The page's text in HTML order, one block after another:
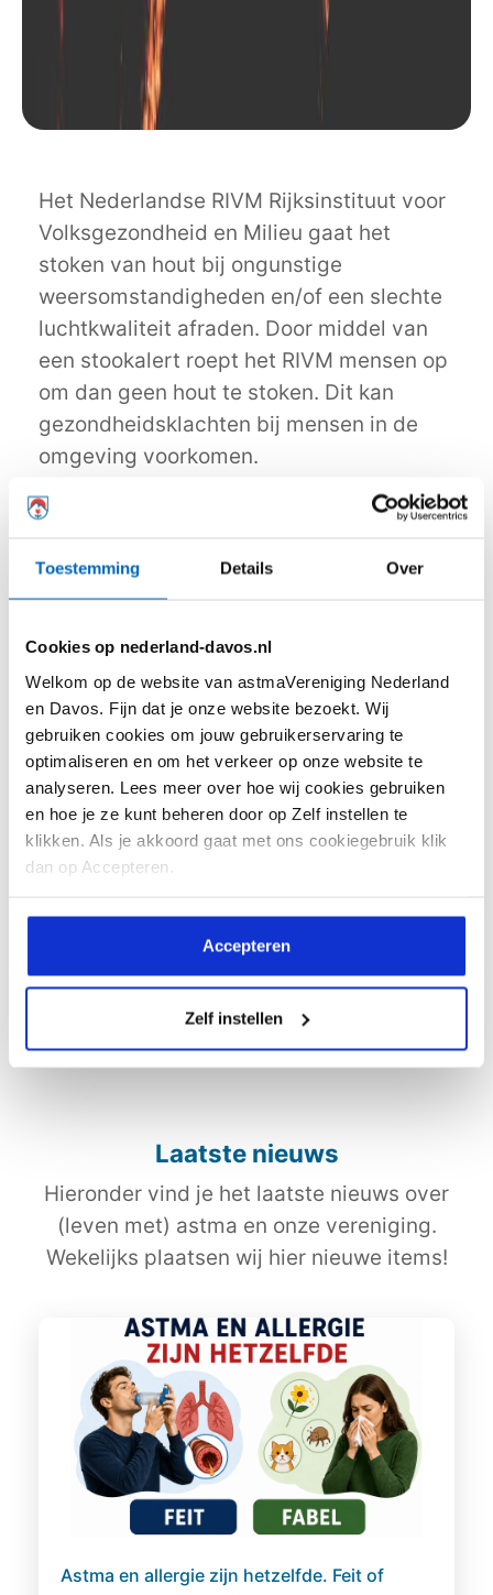
Toestemming Details Over
Cookies op nederland-davos.nl
Welkom op de website van astmaVereniging Nederland
en Davos. Fijn dat je onze website bezoekt. Wij
gebruiken cookies om jouw gebruikerservaring te
optimaliseren en om het verkeer op onze website te
analyseren. Lees meer over hoe wij cookies gebruiken
en hoe je ze kunt beheren door op Zelf instellen te
klikken. Als je akkoord gaat met ons cookiegebruik klik
dan op Accepteren.
Accepteren
Zelf instellen
Het Nederlandse RIVM Rijksinstituut voor
Volksgezondheid en Milieu gaat het
stoken van hout bij ongunstige
weersomstandigheden en/of een slechte
luchtkwaliteit afraden. Door middel van
een stookalert roept het RIVM mensen op
om dan geen hout te stoken. Dit kan
gezondheidsklachten bij mensen in de
omgeving voorkomen.
Bij de verbranding van hout komen
stof, koolwaterstoffen (PAK’s) benzeen en
koolmonoxide. De rook is voor iedereen
luchtwegaandoeningen, hart- en
vaatziekten, ouderen en kinderen. Zij
kunnen meer en eerder klachten
ontwikkelen door houtrook. Bij weinig
wind blijft de rook langer hangen. En als
de luchtkwaliteit al slecht is, bijvoorbeeld
bij smog door fijn stof, verergert rook de
Gezondheid.be
Deel dit artikel:
Laatste nieuws
Hieronder vind je het laatste nieuws over
(leven met) astma en onze vereniging.
Wekelijks plaatsen wij hier nieuwe items!
Astma en allergie zijn hetzelfde. Feit of